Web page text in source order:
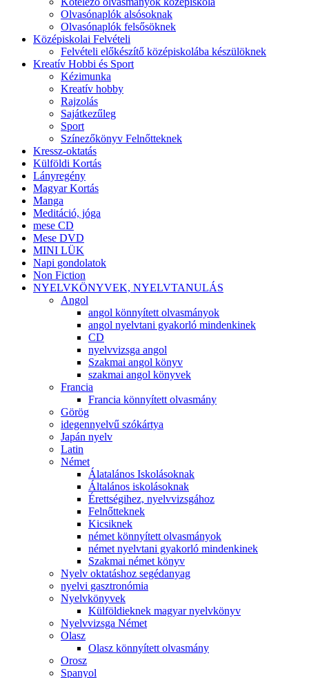
Olvasónaplók alsósoknak
Olvasónaplók felsősöknek
Középiskolai Felvételi
Felvételi előkészítő középiskolába készülöknek
Kreatív Hobbi és Sport
Kézimunka
Kreatív hobby
Rajzolás
Sajátkezűleg
Sport
Színezőkönyv Felnőtteknek
Kressz-oktatás
Külföldi Kortás
Lányregény
Magyar Kortás
Manga
Meditáció, jóga
mese CD
Mese DVD
MINI LÜK
Napi gondolatok
Non Fiction
NYELVKÖNYVEK, NYELVTANULÁS
Angol
angol könnyített olvasmányok
angol nyelvtani gyakorló mindenkinek
CD
nyelvvizsga angol
Szakmai angol könyv
szakmai angol könyvek
Francia
Francia könnyített olvasmány
Görög
idegennyelvű szókártya
Japán nyelv
Latin
Német
Álatalános Iskolásoknak
Általános iskolásoknak
Érettségihez, nyelvvizsgához
Felnőtteknek
Kicsiknek
német könnyített olvasmányok
német nyelvtani gyakorló mindenkinek
Szakmai német könyv
Nyelv oktatáshoz segédanyag
nyelvi gasztronómia
Nyelvkönyvek
Külföldieknek magyar nyelvkönyv
Nyelvvizsga Német
Olasz
Olasz könnyített olvasmány
Orosz
Spanyol